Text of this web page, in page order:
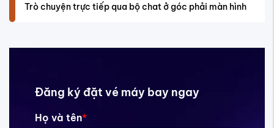
Trò chuyện trực tiếp qua bộ chat ở góc phải màn hình
Đăng ký đặt vé máy bay ngay
Họ và tên*